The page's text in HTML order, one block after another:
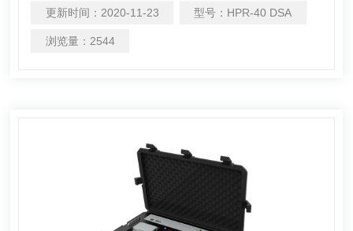
更新时间： 2020-11-23 型号： HPR-40 DSA
浏览量： 2544